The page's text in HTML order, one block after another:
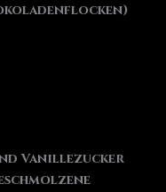
Vanillezucker